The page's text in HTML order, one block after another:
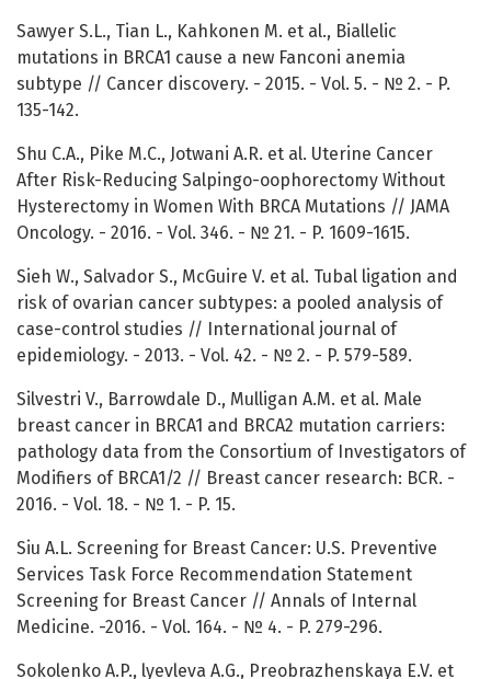
Sawyer S.L., Tian L., Kahkonen M. et al., Biallelic
mutations in BRCA1 cause a new Fanconi anemia
subtype // Cancer discovery. - 2015. - Vol. 5. - № 2. - P.
135-142.
Shu C.A., Pike M.C., Jotwani A.R. et al. Uterine Cancer
After Risk-Reducing Salpingo-oophorectomy Without
Hysterectomy in Women With BRCA Mutations // JAMA
Oncology. - 2016. - Vol. 346. - № 21. - P. 1609-1615.
Sieh W., Salvador S., McGuire V. et al. Tubal ligation and
risk of ovarian cancer subtypes: a pooled analysis of
case-control studies // International journal of
epidemiology. - 2013. - Vol. 42. - № 2. - P. 579-589.
Silvestri V., Barrowdale D., Mulligan A.M. et al. Male
breast cancer in BRCA1 and BRCA2 mutation carriers:
pathology data from the Consortium of Investigators of
Modifiers of BRCA1/2 // Breast cancer research: BCR. -
2016. - Vol. 18. - № 1. - P. 15.
Siu A.L. Screening for Breast Cancer: U.S. Preventive
Services Task Force Recommendation Statement
Screening for Breast Cancer // Annals of Internal
Medicine. -2016. - Vol. 164. - № 4. - P. 279-296.
Sokolenko A.P., lyevleva A.G., Preobrazhenskaya E.V. et